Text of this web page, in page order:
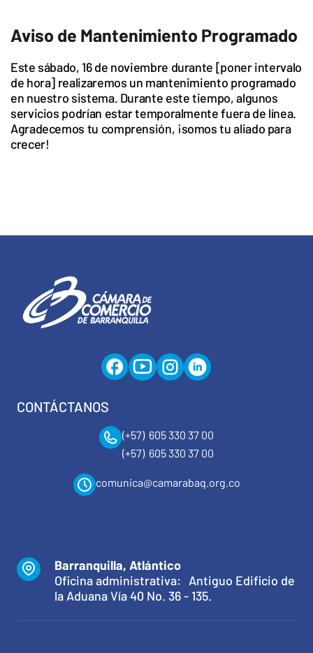
Aviso de Mantenimiento Programado
Este sábado, 16 de noviembre durante [poner intervalo
de hora] realizaremos un mantenimiento programado
en nuestro sistema. Durante este tiempo, algunos
servicios podrían estar temporalmente fuera de línea.
Agradecemos tu comprensión, ¡somos tu aliado para
crecer!
CONTÁCTANOS
(+57) 605 330 37 00
(+57) 605 330 37 00
comunica@camarabaq.org.co
Barranquilla, Atlántico
Oficina administrativa: Antiguo Edificio de
la Aduana Vía 40 No. 36 - 135.